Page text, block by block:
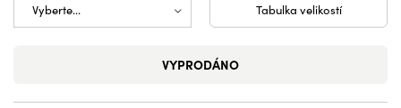
Tabulka velikostí
VYPRODÁNO